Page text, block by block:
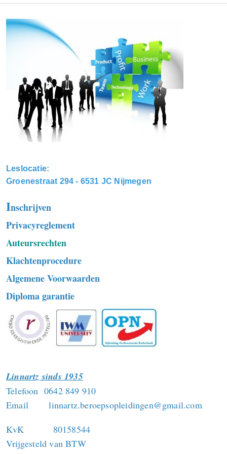
Leslocatie:
Groenestraat 294 - 6531 JC Nijmegen
Inschrijven
Privacyreglement
Auteursrechten
Klachtenprocedure
Algemene Voorwaarden
Diploma garantie
Linnartz sinds 1935
Telefoon 0642 849 910
Email linnartz.beroepsopleidingen@gmail.com
KvK 80158544
Vrijgesteld van BTW